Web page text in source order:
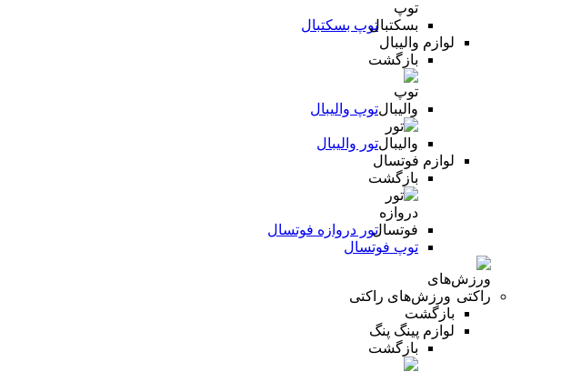
توپ بسکتبال
لوازم والیبال
بازگشت
توپ والیبال
تور والیبال
لوازم فوتسال
بازگشت
تور دروازه فوتسال
توپ فوتسال
ورزش‌های راکتی
بازگشت
لوازم پینگ پنگ
بازگشت